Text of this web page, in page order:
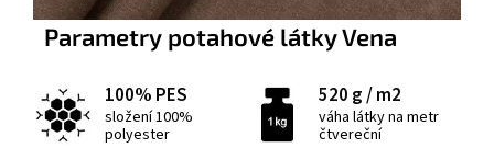
Parametry potahové látky Vena
100% PES
složení 100%
polyester
520 g / m2
váha látky na metr
čtvereční